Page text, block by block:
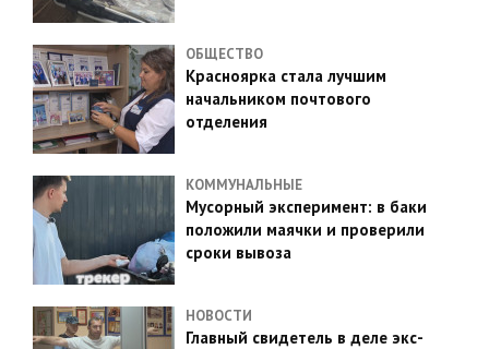
ОБЩЕСТВО
Красноярка стала лучшим
начальником почтового
отделения
КОММУНАЛЬНЫЕ
Мусорный эксперимент: в баки
положили маячки и проверили
сроки вывоза
НОВОСТИ
Главный свидетель в деле экс-